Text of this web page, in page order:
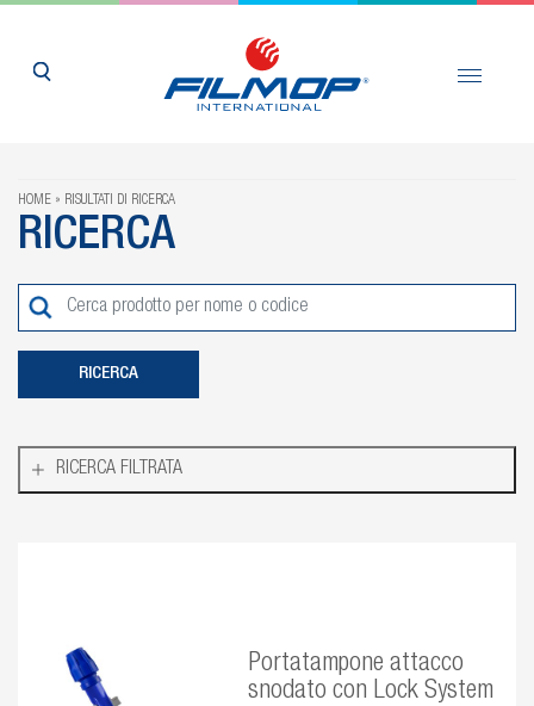
HOME RISULTATI DI RICERCA
RICERCA
RICERCA FILTRATA
Portatampone attacco
snodato con Lock System